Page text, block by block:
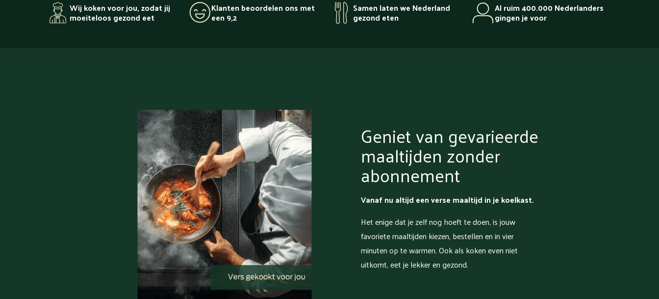
Wij koken voor jou, zodat jij
moeiteloos gezond eet
Klanten beoordelen ons met
een 9,2
Samen laten we Nederland
gezond eten
Al ruim 400.000 Nederlanders
gingen je voor
Geniet van gevarieerde
maaltijden zonder
abonnement
Vanaf nu altijd een verse maaltijd in je koelkast.
Het enige dat je zelf nog hoeft te doen, is jouw
favoriete maaltijden kiezen, bestellen en in vier
minuten op te warmen. Ook als koken even niet
uitkomt, eet je lekker en gezond.